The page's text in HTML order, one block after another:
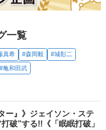
一覧
真希 #森岡毅
#城彰二
#亀和田武
ー』》ジェイソン・ステ
破”する!!《「眠眠打破」